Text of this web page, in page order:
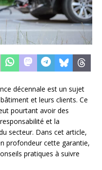
décennale est un sujet
et leurs clients. Ce
pourtant avoir des
et la
secteur. Dans cet article,
profondeur cette garantie,
pratiques à suivre